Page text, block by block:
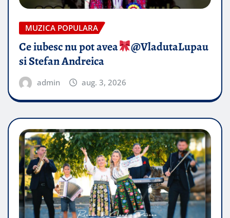
MUZICA POPULARA
Ce iubesc nu pot avea
​@VladutaLupau
si Stefan Andreica
admin aug. 3, 2026